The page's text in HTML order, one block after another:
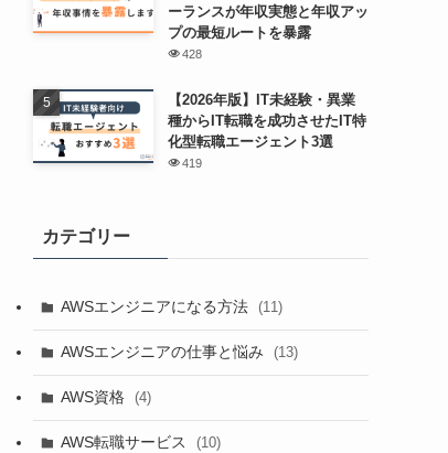
ーランスが年収実態と年収アッ
プの最短ルートを暴露
428
【2026年版】IT未経験・異業
種からIT転職を成功させたIT特
化型転職エージェント3選
419
カテゴリー
AWSエンジニアになる方法 (11)
AWSエンジニアの仕事と悩み (13)
AWS資格 (4)
AWS転職サービス (10)